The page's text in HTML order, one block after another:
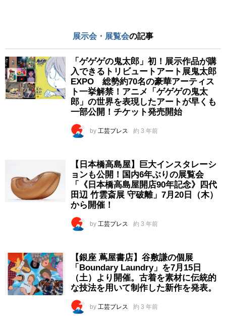
展示会・展覧会の記事
「ゲゲゲの鬼太郎」初！展示作品が購
入できるトリビュートアート展鬼太郎
EXPO 総勢約70名の豪華アーティス
ト一挙解禁！アニメ「ゲゲゲの鬼太
郎」の世界を表現したアートが早くも
一部公開！チケット発売開始
by 工芸プレス 約 3 年前
【日本橋高島屋】巨大インスタレーシ
ョンも公開！国内6年ぶりの展覧会
「《日本橋高島屋開店90年記念》四代
田辺 竹雲斎展 守破離」7月20日（木）
から開催！
by 工芸プレス 約 3 年前
【銀座 蔦屋書店】谷敷謙の個展
「Boundary Laundry」を7月15日
（土）より開催。古着を素材に伝統的
な技法を用いて制作した新作を発表。
by 工芸プレス 約 3 年前